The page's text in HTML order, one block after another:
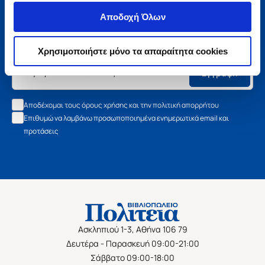
Αποδοχή Όλων
Χρησιμοποιήστε μόνο τα απαραίτητα cookies
Μάθετε τα νέα της Πολιτείας
Εγγραφείτε στο newsletter μας και μάθετε πρώτοι όλα τα
νέα βιβλία, τις εξαιρετικές τιμές και τις εκδηλώσεις μας.
Εγγραφή
Αποδέχομαι τους όρους χρήσης και την πολιτική απορρήτου
Επιθυμώ να λαμβάνω προσωποποιημένα ενημερωτικά email και
προτάσεις
Ασκληπιού 1-3, Αθήνα 106 79
Δευτέρα - Παρασκευή 09:00-21:00
Σάββατο 09:00-18:00